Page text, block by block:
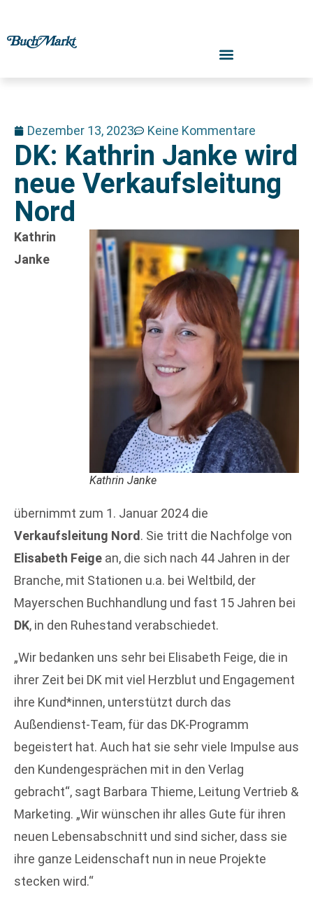
Dezember 13, 2023 Keine Kommentare
DK: Kathrin Janke wird
neue Verkaufsleitung
Nord
Kathrin Janke
Kathrin
Janke
übernimmt zum 1. Januar 2024 die
Verkaufsleitung Nord . Sie tritt die Nachfolge von
Elisabeth Feige an, die sich nach 44 Jahren in der
Branche, mit Stationen u.a. bei Weltbild, der
Mayerschen Buchhandlung und fast 15 Jahren bei
DK, in den Ruhestand verabschiedet.
„Wir bedanken uns sehr bei Elisabeth Feige, die in
ihrer Zeit bei DK mit viel Herzblut und Engagement
ihre Kund*innen, unterstützt durch das
Außendienst-Team, für das DK-Programm
begeistert hat. Auch hat sie sehr viele Impulse aus
den Kundengesprächen mit in den Verlag
gebracht“, sagt Barbara Thieme, Leitung Vertrieb &
Marketing. „Wir wünschen ihr alles Gute für ihren
neuen Lebensabschnitt und sind sicher, dass sie
ihre ganze Leidenschaft nun in neue Projekte
stecken wird.“